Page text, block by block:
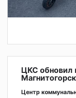
ЦКС обновил
Центр